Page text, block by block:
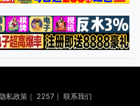
私政策｜ 2257｜ 联系我们